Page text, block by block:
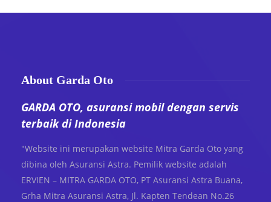
About Garda Oto
GARDA OTO, asuransi mobil dengan servis
terbaik di Indonesia
"Website ini merupakan website Mitra Garda Oto yang
dibina oleh Asuransi Astra. Pemilik website adalah
ERVIEN – MITRA GARDA OTO, PT Asuransi Astra Buana,
Grha Mitra Asuransi Astra, Jl. Kapten Tendean No.26